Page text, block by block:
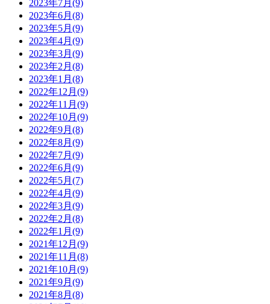
2023年7月(9)
2023年6月(8)
2023年5月(9)
2023年4月(9)
2023年3月(9)
2023年2月(8)
2023年1月(8)
2022年12月(9)
2022年11月(9)
2022年10月(9)
2022年9月(8)
2022年8月(9)
2022年7月(9)
2022年6月(9)
2022年5月(7)
2022年4月(9)
2022年3月(9)
2022年2月(8)
2022年1月(9)
2021年12月(9)
2021年11月(8)
2021年10月(9)
2021年9月(9)
2021年8月(8)